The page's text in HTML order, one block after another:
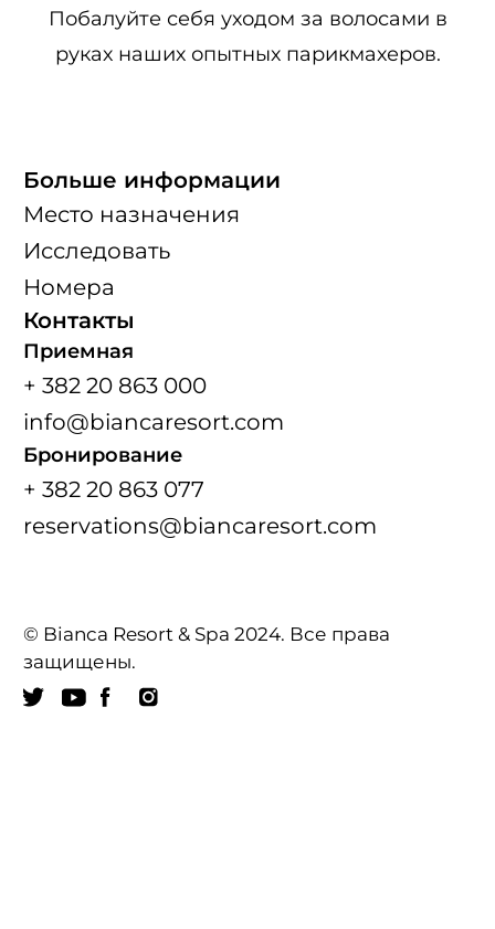
Побалуйте себя уходом за волосами в
руках наших опытных парикмахеров.
Больше информации
Место назначения
Исследовать
Номера
Контакты
Приемная
+ 382 20 863 000
info@biancaresort.com
Бронирование
+ 382 20 863 077
reservations@biancaresort.com
© Bianca Resort & Spa 2024. Все права
защищены.